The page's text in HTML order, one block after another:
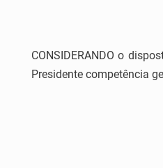
CONSIDERANDO o
Presidente competência